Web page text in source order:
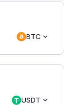
BTC
USDT